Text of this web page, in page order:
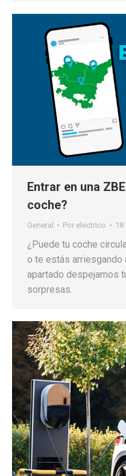
Entrar en una
coche?
General Por electrico 18
¿Puede tu coche
o te estás arriesgando
apartado despejamos
sorpresas.